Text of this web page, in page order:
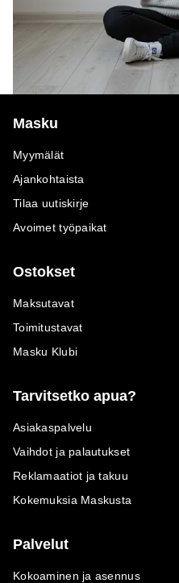
Masku
Myymälät
Ajankohtaista
Tilaa uutiskirje
Avoimet työpaikat
Ostokset
Maksutavat
Toimitustavat
Masku Klubi
Tarvitsetko apua?
Asiakaspalvelu
Vaihdot ja palautukset
Reklamaatiot ja takuu
Kokemuksia Maskusta
Palvelut
Kokoaminen ja asennus